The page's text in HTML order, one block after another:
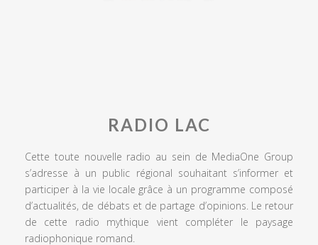
RADIO LAC
Cette toute nouvelle radio au sein de MediaOne Group
s’adresse à un public régional souhaitant s’informer et
participer à la vie locale grâce à un programme composé
d’actualités, de débats et de partage d’opinions. Le retour
de cette radio mythique vient compléter le paysage
radiophonique romand.